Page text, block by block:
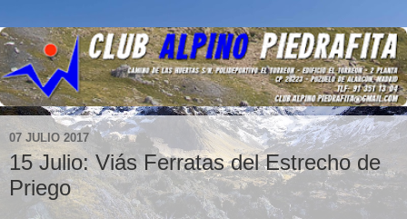
07 JULIO 2017
15 Julio: Viás Ferratas del Estrecho de
Priego